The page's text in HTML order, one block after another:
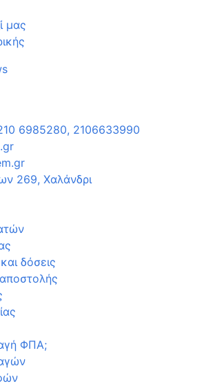
μας
6985280, 2106633990
269, Χαλάνδρι
δόσεις
ΦΠΑ;